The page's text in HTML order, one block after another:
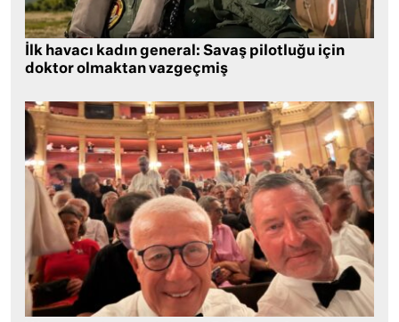
İlk havacı kadın general: Savaş pilotluğu için
doktor olmaktan vazgeçmiş